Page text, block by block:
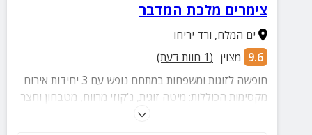
צימרים מלכת המדבר
ים המלח, ורד יריחו
9.6 מצוין (
1 חוות דעת)
חופשה לזוגות ומשפחות במתחם נופש עם 3 יחידות אירוח
מקסימות הכוללות: מיטה זוגית, ג'קוזי מרווח, מטבחון וחצר
גדולה ומשותפת עם בריכה, שולחן כדורגל, פינות ישיבה